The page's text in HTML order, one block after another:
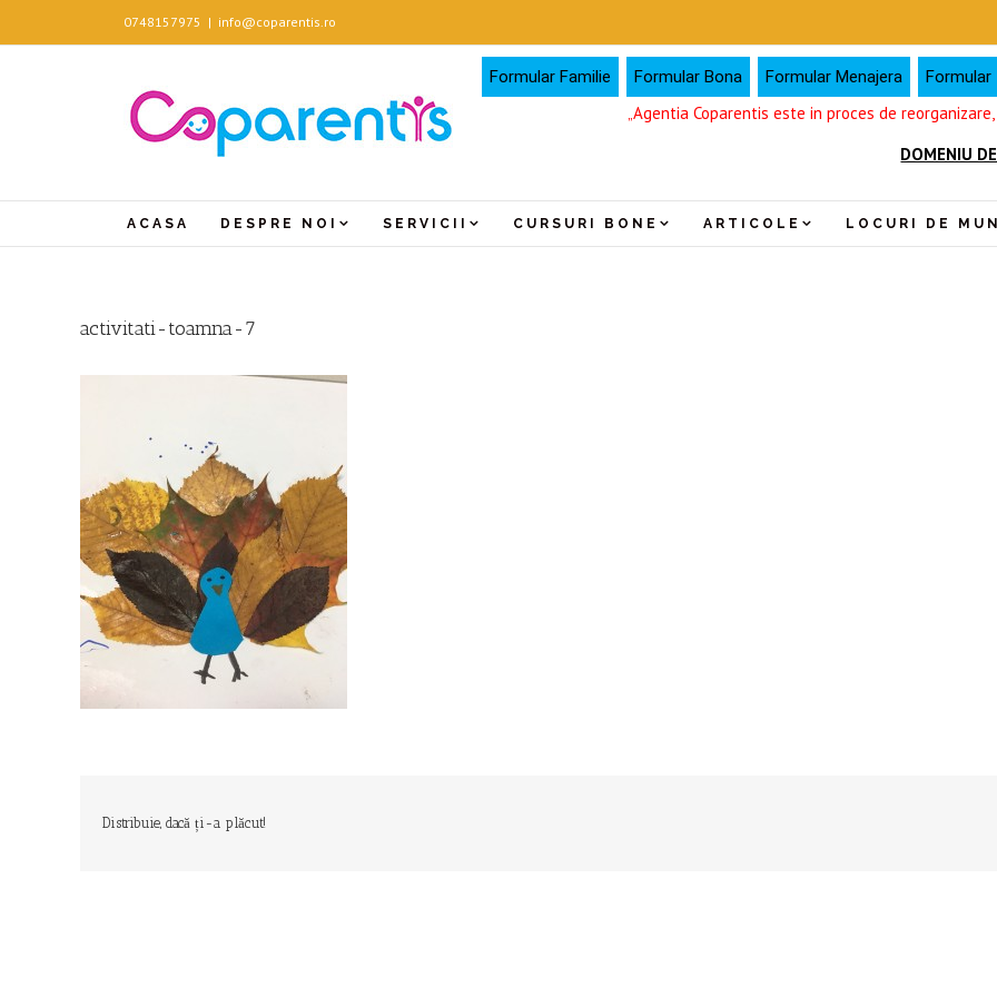
0748157975 | info@coparentis.ro
Formular Familie Formular Bona Formular Menajera Formular
„Agentia Coparentis este in proces de
DOMENIU
ACASA DESPRE NOI SERVICII CURSURI BONE ARTICOLE LOCURI DE
activitati-toamna-7
Distribuie, dacă ți-a plăcut!